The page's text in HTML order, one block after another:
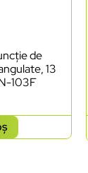
de
13
103F